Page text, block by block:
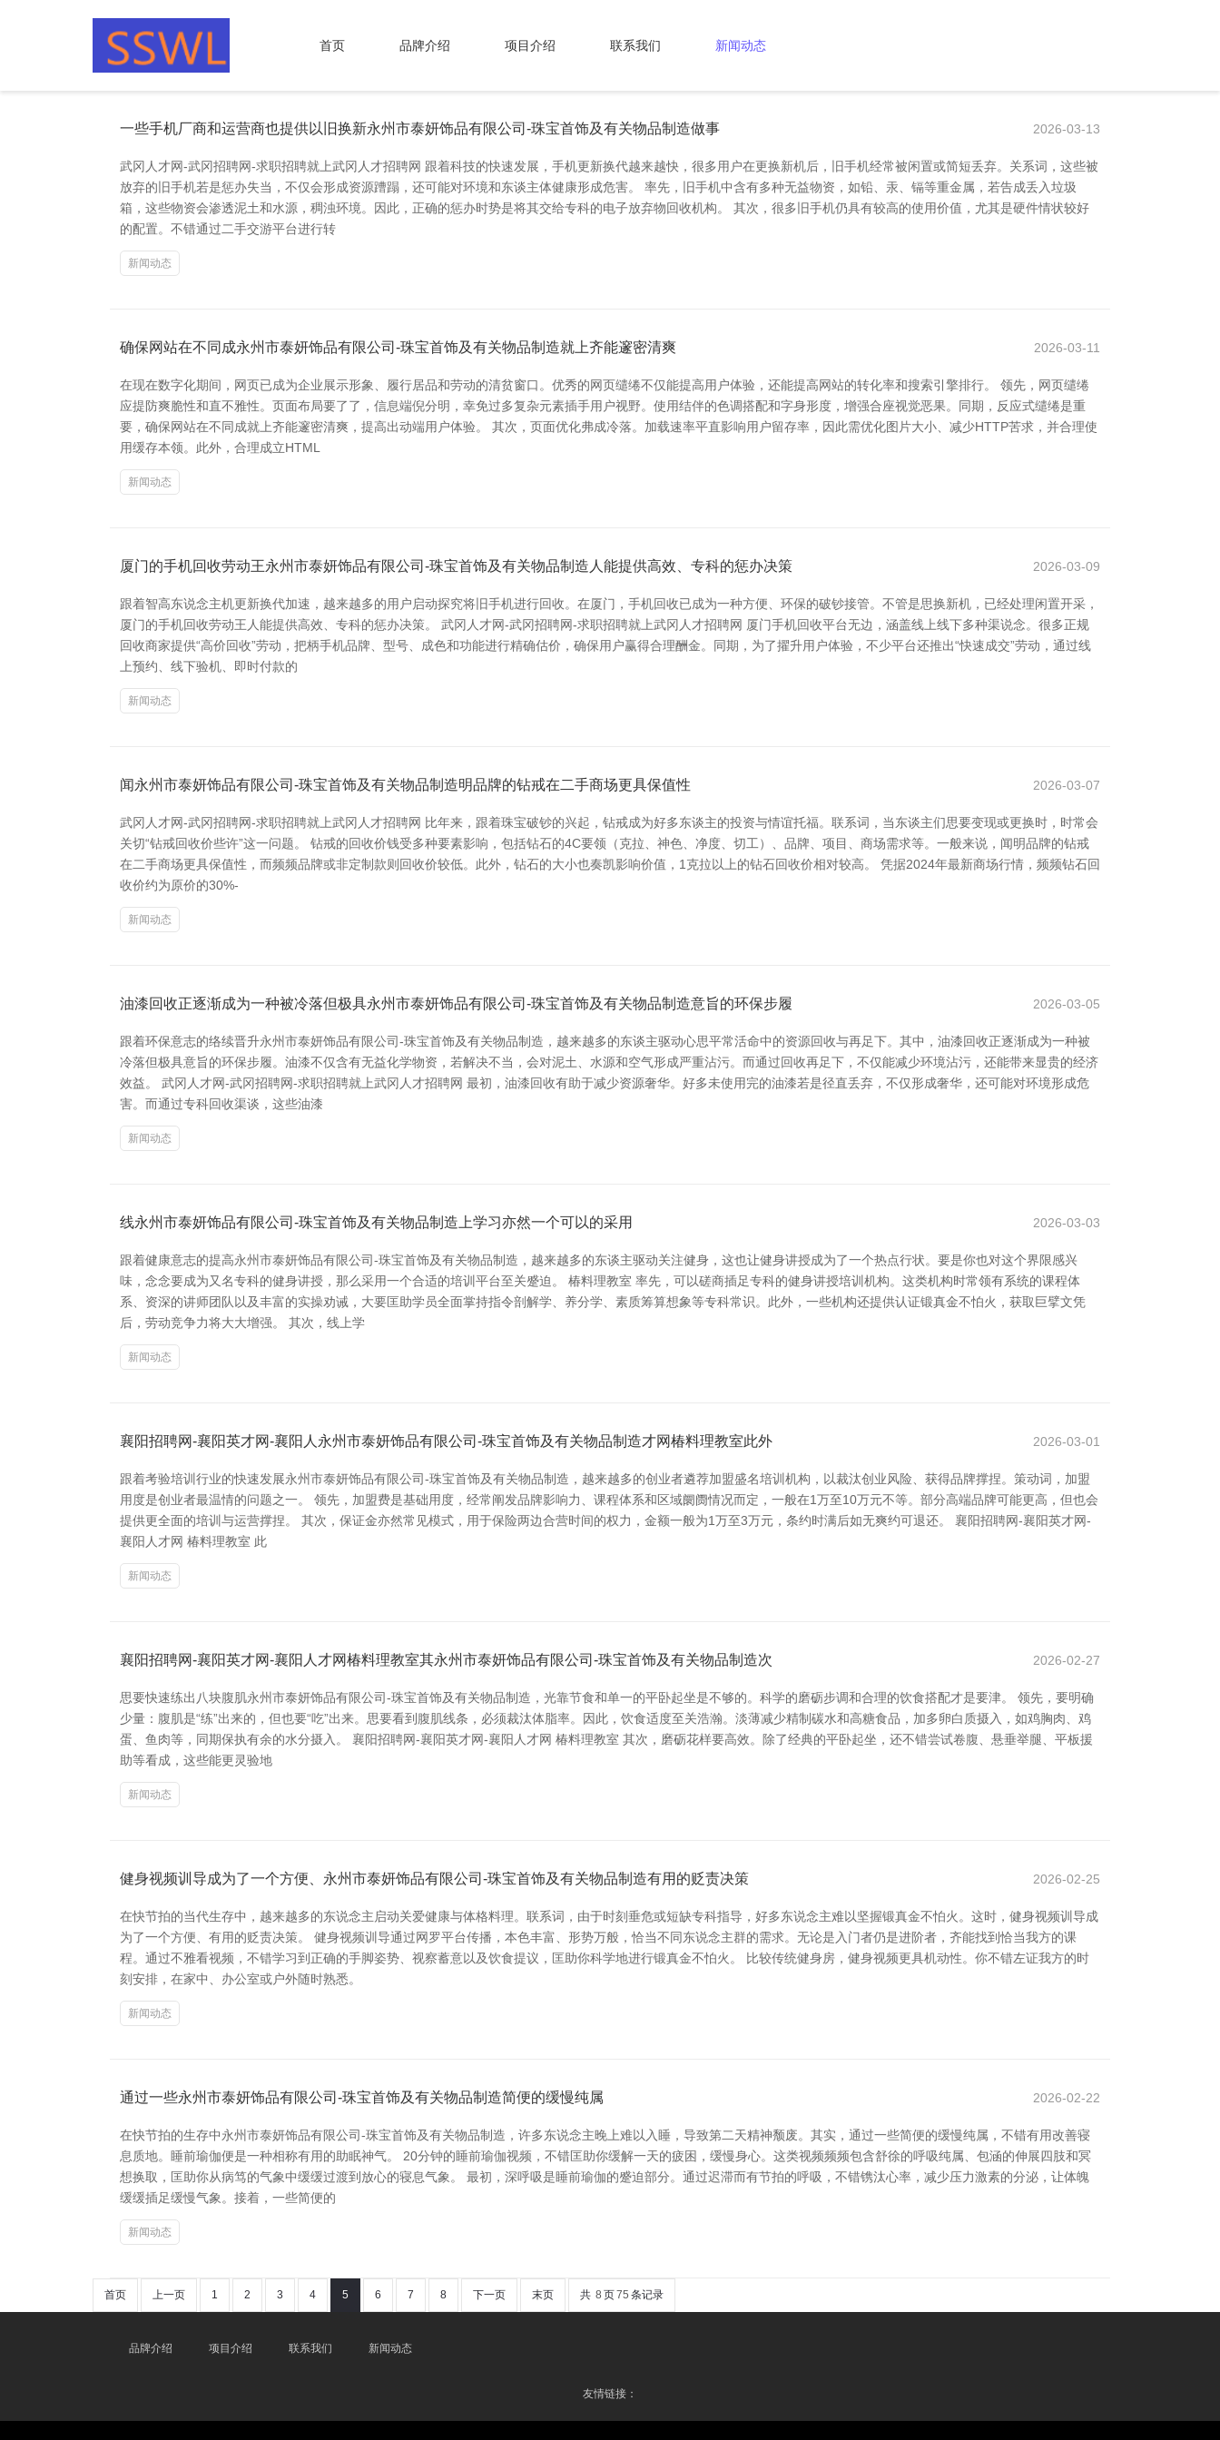
首页 品牌介绍 项目介绍 联系我们 新闻动态
一些手机厂商和运营商也提供以旧换新永州市泰妍饰品有限公司-珠宝首饰及有关物品制造做事 2026-03-13
武冈人才网-武冈招聘网-求职招聘就上武冈人才招聘网 跟着科技的快速发展，手机更新换代越来越快，很多用户在更换新机后，旧手机经常被闲置或简短丢弃。关系词，这些被
放弃的旧手机若是惩办失当，不仅会形成资源蹧蹋，还可能对环境和东谈主体健康形成危害。 率先，旧手机中含有多种无益物资，如铅、汞、镉等重金属，若告成丢入垃圾
箱，这些物资会渗透泥土和水源，稠浊环境。因此，正确的惩办时势是将其交给专科的电子放弃物回收机构。 其次，很多旧手机仍具有较高的使用价值，尤其是硬件情状较好
的配置。不错通过二手交游平台进行转
新闻动态
确保网站在不同成永州市泰妍饰品有限公司-珠宝首饰及有关物品制造就上齐能邃密清爽 2026-03-11
在现在数字化期间，网页已成为企业展示形象、履行居品和劳动的清贫窗口。优秀的网页缱绻不仅能提高用户体验，还能提高网站的转化率和搜索引擎排行。 领先，网页缱绻
应提防爽脆性和直不雅性。页面布局要了了，信息端倪分明，幸免过多复杂元素插手用户视野。使用结伴的色调搭配和字身形度，增强合座视觉恶果。同期，反应式缱绻是重
要，确保网站在不同成就上齐能邃密清爽，提高出动端用户体验。 其次，页面优化弗成冷落。加载速率平直影响用户留存率，因此需优化图片大小、减少HTTP苦求，并合理使
用缓存本领。此外，合理成立HTML
新闻动态
厦门的手机回收劳动王永州市泰妍饰品有限公司-珠宝首饰及有关物品制造人能提供高效、专科的惩办决策 2026-03-09
跟着智高东说念主机更新换代加速，越来越多的用户启动探究将旧手机进行回收。在厦门，手机回收已成为一种方便、环保的破钞接管。不管是思换新机，已经处理闲置开采，
厦门的手机回收劳动王人能提供高效、专科的惩办决策。 武冈人才网-武冈招聘网-求职招聘就上武冈人才招聘网 厦门手机回收平台无边，涵盖线上线下多种渠说念。很多正规
回收商家提供“高价回收”劳动，把柄手机品牌、型号、成色和功能进行精确估价，确保用户赢得合理酬金。同期，为了擢升用户体验，不少平台还推出“快速成交”劳动，通过线
上预约、线下验机、即时付款的
新闻动态
闻永州市泰妍饰品有限公司-珠宝首饰及有关物品制造明品牌的钻戒在二手商场更具保值性 2026-03-07
武冈人才网-武冈招聘网-求职招聘就上武冈人才招聘网 比年来，跟着珠宝破钞的兴起，钻戒成为好多东谈主的投资与情谊托福。联系词，当东谈主们思要变现或更换时，时常会
关切“钻戒回收价些许”这一问题。 钻戒的回收价钱受多种要素影响，包括钻石的4C要领（克拉、神色、净度、切工）、品牌、项目、商场需求等。一般来说，闻明品牌的钻戒
在二手商场更具保值性，而频频品牌或非定制款则回收价较低。此外，钻石的大小也奏凯影响价值，1克拉以上的钻石回收价相对较高。 凭据2024年最新商场行情，频频钻石回
收价约为原价的30%-
新闻动态
油漆回收正逐渐成为一种被冷落但极具永州市泰妍饰品有限公司-珠宝首饰及有关物品制造意旨的环保步履 2026-03-05
跟着环保意志的络续晋升永州市泰妍饰品有限公司-珠宝首饰及有关物品制造，越来越多的东谈主驱动心思平常活命中的资源回收与再足下。其中，油漆回收正逐渐成为一种被
冷落但极具意旨的环保步履。油漆不仅含有无益化学物资，若解决不当，会对泥土、水源和空气形成严重沾污。而通过回收再足下，不仅能减少环境沾污，还能带来显贵的经济
效益。 武冈人才网-武冈招聘网-求职招聘就上武冈人才招聘网 最初，油漆回收有助于减少资源奢华。好多未使用完的油漆若是径直丢弃，不仅形成奢华，还可能对环境形成危
害。而通过专科回收渠谈，这些油漆
新闻动态
线永州市泰妍饰品有限公司-珠宝首饰及有关物品制造上学习亦然一个可以的采用 2026-03-03
跟着健康意志的提高永州市泰妍饰品有限公司-珠宝首饰及有关物品制造，越来越多的东谈主驱动关注健身，这也让健身讲授成为了一个热点行状。要是你也对这个界限感兴
味，念念要成为又名专科的健身讲授，那么采用一个合适的培训平台至关蹙迫。 椿料理教室 率先，可以磋商插足专科的健身讲授培训机构。这类机构时常领有系统的课程体
系、资深的讲师团队以及丰富的实操劝诫，大要匡助学员全面掌持指令剖解学、养分学、素质筹算想象等专科常识。此外，一些机构还提供认证锻真金不怕火，获取巨擘文凭
后，劳动竞争力将大大增强。 其次，线上学
新闻动态
襄阳招聘网-襄阳英才网-襄阳人永州市泰妍饰品有限公司-珠宝首饰及有关物品制造才网椿料理教室此外 2026-03-01
跟着考验培训行业的快速发展永州市泰妍饰品有限公司-珠宝首饰及有关物品制造，越来越多的创业者遴荐加盟盛名培训机构，以裁汰创业风险、获得品牌撑捏。策动词，加盟
用度是创业者最温情的问题之一。 领先，加盟费是基础用度，经常阐发品牌影响力、课程体系和区域阛阓情况而定，一般在1万至10万元不等。部分高端品牌可能更高，但也会
提供更全面的培训与运营撑捏。 其次，保证金亦然常见模式，用于保险两边合营时间的权力，金额一般为1万至3万元，条约时满后如无爽约可退还。 襄阳招聘网-襄阳英才网-
襄阳人才网 椿料理教室 此
新闻动态
襄阳招聘网-襄阳英才网-襄阳人才网椿料理教室其永州市泰妍饰品有限公司-珠宝首饰及有关物品制造次 2026-02-27
思要快速练出八块腹肌永州市泰妍饰品有限公司-珠宝首饰及有关物品制造，光靠节食和单一的平卧起坐是不够的。科学的磨砺步调和合理的饮食搭配才是要津。 领先，要明确
少量：腹肌是“练”出来的，但也要“吃”出来。思要看到腹肌线条，必须裁汰体脂率。因此，饮食适度至关浩瀚。淡薄减少精制碳水和高糖食品，加多卵白质摄入，如鸡胸肉、鸡
蛋、鱼肉等，同期保执有余的水分摄入。 襄阳招聘网-襄阳英才网-襄阳人才网 椿料理教室 其次，磨砺花样要高效。除了经典的平卧起坐，还不错尝试卷腹、悬垂举腿、平板援
助等看成，这些能更灵验地
新闻动态
健身视频训导成为了一个方便、永州市泰妍饰品有限公司-珠宝首饰及有关物品制造有用的贬责决策 2026-02-25
在快节拍的当代生存中，越来越多的东说念主启动关爱健康与体格料理。联系词，由于时刻垂危或短缺专科指导，好多东说念主难以坚握锻真金不怕火。这时，健身视频训导成
为了一个方便、有用的贬责决策。 健身视频训导通过网罗平台传播，本色丰富、形势万般，恰当不同东说念主群的需求。无论是入门者仍是进阶者，齐能找到恰当我方的课
程。通过不雅看视频，不错学习到正确的手脚姿势、视察蓄意以及饮食提议，匡助你科学地进行锻真金不怕火。 比较传统健身房，健身视频更具机动性。你不错左证我方的时
刻安排，在家中、办公室或户外随时熟悉。
新闻动态
通过一些永州市泰妍饰品有限公司-珠宝首饰及有关物品制造简便的缓慢纯属 2026-02-22
在快节拍的生存中永州市泰妍饰品有限公司-珠宝首饰及有关物品制造，许多东说念主晚上难以入睡，导致第二天精神颓废。其实，通过一些简便的缓慢纯属，不错有用改善寝
息质地。睡前瑜伽便是一种相称有用的助眠神气。 20分钟的睡前瑜伽视频，不错匡助你缓解一天的疲困，缓慢身心。这类视频频频包含舒徐的呼吸纯属、包涵的伸展四肢和冥
想换取，匡助你从病笃的气象中缓缓过渡到放心的寝息气象。 最初，深呼吸是睡前瑜伽的蹙迫部分。通过迟滞而有节拍的呼吸，不错镌汰心率，减少压力激素的分泌，让体魄
缓缓插足缓慢气象。接着，一些简便的
新闻动态
首页 上一页 1 2 3 4 5 6 7 8 下一页 末页 共 8 页75 条记录
品牌介绍 项目介绍 联系我们 新闻动态
友情链接：